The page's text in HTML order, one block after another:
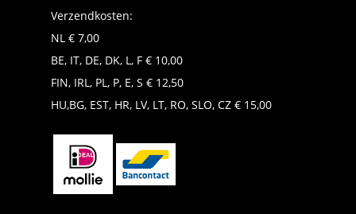
Verzendkosten:
NL € 7,00
BE, IT, DE, DK, L, F € 10,00
FIN, IRL, PL, P, E, S € 12,50
HU,BG, EST, HR, LV, LT, RO, SLO, CZ € 15,00